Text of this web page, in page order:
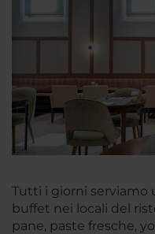
Tutti i giorni serviamo
buffet nei locali del
pane, paste fresche,